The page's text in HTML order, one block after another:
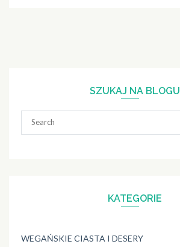
SZUKAJ NA BLOGU
KATEGORIE
WEGAŃSKIE CIASTA I DESERY